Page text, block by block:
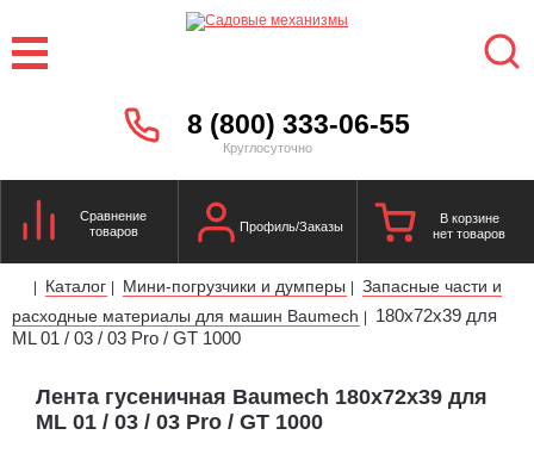
8 (800) 333-06-55
Круглосуточно
Сравнение
товаров
Профиль/Заказы
В корзине
нет товаров
| Каталог | Мини-погрузчики и думперы | Запасные части и
расходные материалы для машин Baumech |
180х72х39 для
ML 01 / 03 / 03 Pro / GT 1000
Лента гусеничная Baumech 180х72х39 для
ML 01 / 03 / 03 Pro / GT 1000